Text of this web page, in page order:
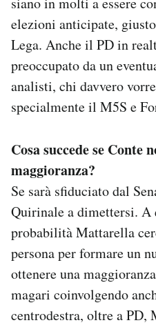
elezioni anticipate,
Lega. Anche il PD in
preoccupato da un
analisti, chi davvero
specialmente il M5S e
Cosa succede se Conte
maggioranza?
Se sarà sfiduciato dal
Quirinale a dimettersi. A
probabilità Mattarella
persona per formare un
ottenere una
magari coinvolgendo
centrodestra, oltre a PD,